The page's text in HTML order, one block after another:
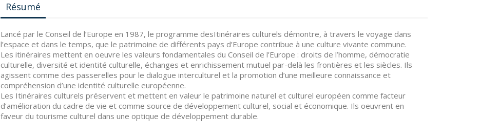
Résumé
Lancé par le Conseil de l’Europe en 1987, le programme desItinéraires culturels démontre, à travers le voyage dans
l’espace et dans le temps, que le patrimoine de différents pays d’Europe contribue à une culture vivante commune.
Les itinéraires mettent en oeuvre les valeurs fondamentales du Conseil de l’Europe : droits de l’homme, démocratie
culturelle, diversité et identité culturelle, échanges et enrichissement mutuel par-delà les frontières et les siècles. Ils
agissent comme des passerelles pour le dialogue interculturel et la promotion d’une meilleure connaissance et
compréhension d’une identité culturelle européenne.
Les Itinéraires culturels préservent et mettent en valeur le patrimoine naturel et culturel européen comme facteur
d’amélioration du cadre de vie et comme source de développement culturel, social et économique. Ils oeuvrent en
faveur du tourisme culturel dans une optique de développement durable.